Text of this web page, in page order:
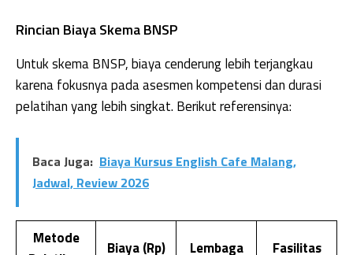
Rincian Biaya Skema BNSP
Untuk skema BNSP, biaya cenderung lebih terjangkau
karena fokusnya pada asesmen kompetensi dan durasi
pelatihan yang lebih singkat. Berikut referensinya:
Baca Juga: Biaya Kursus English Cafe Malang,
Jadwal, Review 2026
Metode
Biaya (Rp) Lembaga Fasilitas